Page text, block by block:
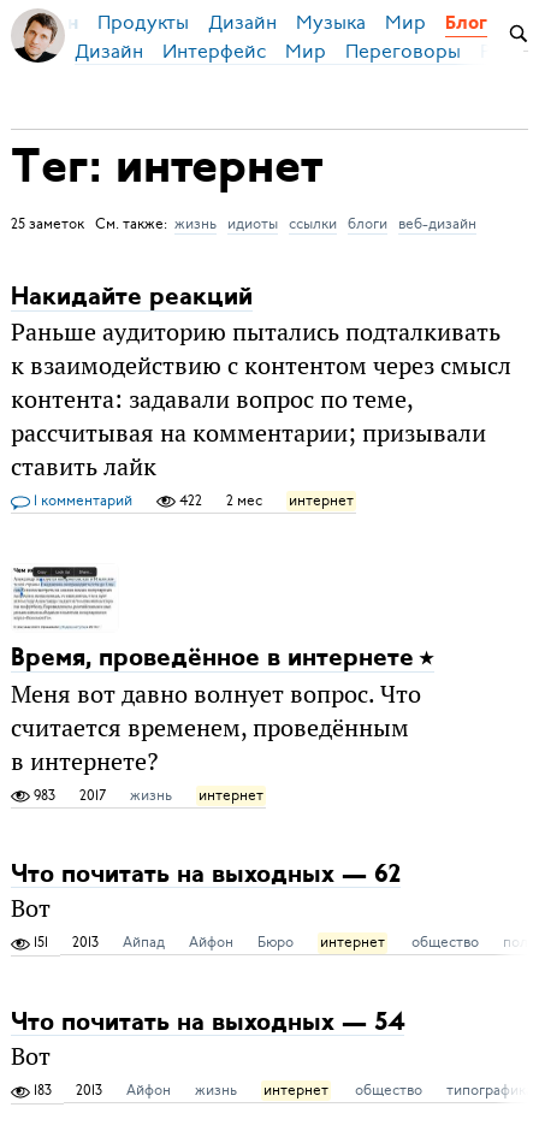
Бирман Продукты Дизайн Музыка Мир Блог
Дизайн Интерфейс Мир Переговоры
Тег: интернет
25 заметок См. также: жизнь идиоты ссылки блоги веб-дизайн
Накидайте реакций
Раньше аудиторию пытались подталкивать
к взаимодействию с контентом через смысл
контента: задавали вопрос по теме,
рассчитывая на комментарии; призывали
ставить лайк
1 комментарий 422 2 мес интернет
Время, проведённое в интернете
Меня вот давно волнует вопрос. Что
считается временем, проведённым
в интернете?
983 2017 жизнь интернет
Что почитать на выходных — 62
Вот
151 2013 Айпад Айфон Бюро интернет общество
Что почитать на выходных — 54
Вот
183 2013 Айфон жизнь интернет общество типографика